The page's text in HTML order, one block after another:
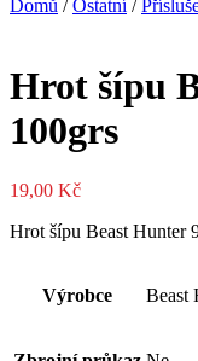
Domů /Ostatní/
Hrot šípu
100grs
19,00 Kč
Hrot šípu Beast Hunter
Výrobce Beast